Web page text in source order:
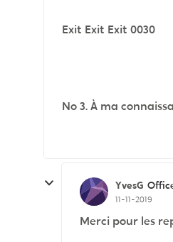
Exit Exit Exit 0030
No 3. À ma
YvesG
11-11-2019
Merci pour les